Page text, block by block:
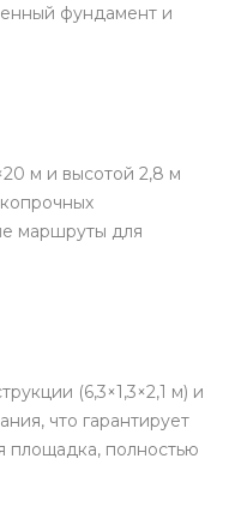
фундамент и
м и высотой 2,8 м
маршруты для
(6,3×1,3×2,1 м) и
что гарантирует
площадка, полностью